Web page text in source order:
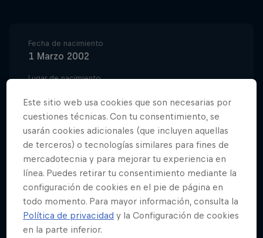
Fecha de nacimiento
1 Marzo 2002
Lugar de nacimiento
Age
Nacionalidad
Irlanda
Inicio de su carrera
2021
Disciplinas
Mountainbike Downhill
Este sitio web usa cookies que son necesarias por
cuestiones técnicas. Con tu consentimiento, se
usarán cookies adicionales (que incluyen aquellas
de terceros) o tecnologías similares para fines de
mercadotecnia y para mejorar tu experiencia en
línea. Puedes retirar tu consentimiento mediante la
configuración de cookies en el pie de página en
todo momento. Para mayor información, consulta la
Política de privacidad y la Configuración de cookies
en la parte inferior.